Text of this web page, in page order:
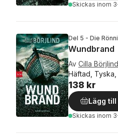
Skickas inom
Del 5 - Die
Wundbrand
Av Cilla Börjlind
Häftad,
138 kr
Lägg till
Skickas inom